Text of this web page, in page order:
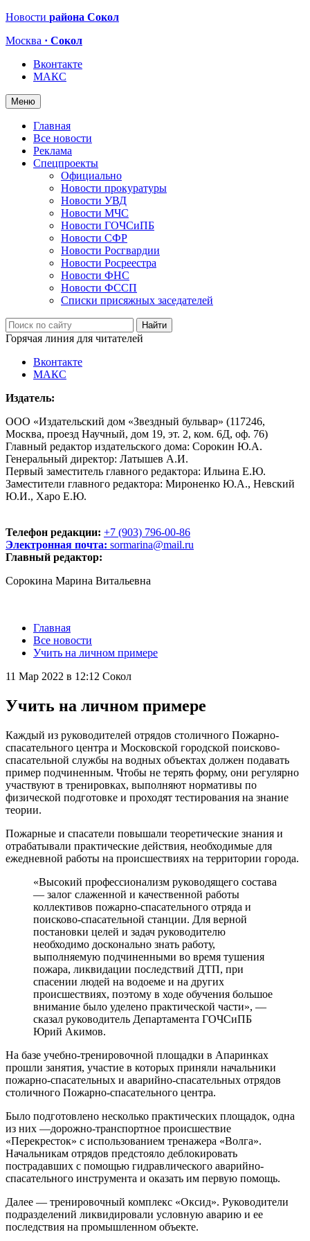
Новости района Сокол
Москва · Сокол
Вконтакте
МАКС
Меню
Главная
Все новости
Реклама
Спецпроекты
Официально
Новости прокуратуры
Новости УВД
Новости МЧС
Новости ГОЧСиПБ
Новости СФР
Новости Росгвардии
Новости Росреестра
Новости ФНС
Новости ФССП
Списки присяжных заседателей
Горячая линия для читателей
Вконтакте
МАКС
Издатель:
ООО «Издательский дом «Звездный бульвар» (117246,
Москва, проезд Научный, дом 19, эт. 2, ком. 6Д, оф. 76)
Главный редактор издательского дома: Сорокин Ю.А.
Генеральный директор: Латышев А.И.
Первый заместитель главного редактора: Ильина Е.Ю.
Заместители главного редактора: Мироненко Ю.А., Невский
Ю.И., Харо Е.Ю.
Телефон редакции: +7 (903) 796-00-86
Электронная почта: sormarina@mail.ru
Главный редактор:
Сорокина Марина Витальевна
Главная
Все новости
Учить на личном примере
11 Мар 2022 в 12:12 Сокол
Учить на личном примере
Каждый из руководителей отрядов столичного Пожарно-
спасательного центра и Московской городской поисково-
спасательной службы на водных объектах должен подавать
пример подчиненным. Чтобы не терять форму, они регулярно
участвуют в тренировках, выполняют нормативы по
физической подготовке и проходят тестирования на знание
теории.
Пожарные и спасатели повышали теоретические знания и
отрабатывали практические действия, необходимые для
ежедневной работы на происшествиях на территории города.
«Высокий профессионализм руководящего состава
— залог слаженной и качественной работы
коллективов пожарно-спасательного отряда и
поисково-спасательной станции. Для верной
постановки целей и задач руководителю
необходимо досконально знать работу,
выполняемую подчиненными во время тушения
пожара, ликвидации последствий ДТП, при
спасении людей на водоеме и на других
происшествиях, поэтому в ходе обучения большое
внимание было уделено практической части», —
сказал руководитель Департамента ГОЧСиПБ
Юрий Акимов.
На базе учебно-тренировочной площадки в Апаринках
прошли занятия, участие в которых приняли начальники
пожарно-спасательных и аварийно-спасательных отрядов
столичного Пожарно-спасательного центра.
Было подготовлено несколько практических площадок, одна
из них —дорожно-транспортное происшествие
«Перекресток» с использованием тренажера «Волга».
Начальникам отрядов предстояло деблокировать
пострадавших с помощью гидравлического аварийно-
спасательного инструмента и оказать им первую помощь.
Далее — тренировочный комплекс «Оксид». Руководители
подразделений ликвидировали условную аварию и ее
последствия на промышленном объекте.